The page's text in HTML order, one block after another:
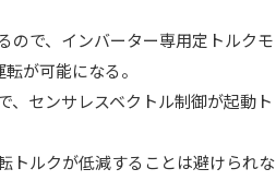
ので、インバーター専用定トルクモ
が可能になる。
センサレスベクトル制御が起動ト
トルクが低減することは避けられな